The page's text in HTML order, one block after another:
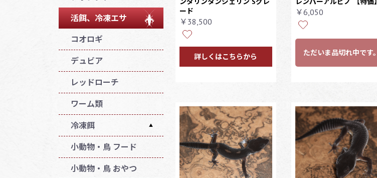
ガーゴイルゲッ
コー
ジャイアントゲ
ッコー
テュー科
パイソン科 ▲
ボールパイソン
モレリア
ヘビクビガメ科
ヨコクビガメ科
リクガメ科
クガメ
ホウシャガメ
その他
インコ オウム
活餌、冷凍エサ
コオロギ
デュビア
レッドローチ
ワーム類
冷凍餌 ▲
特価冷凍餌
マウス
小動物・鳥 フード
小動物・鳥 おやつ
ード
￥38,500
詳しくはこちらから
￥6,050
ただいま品切れ中です。